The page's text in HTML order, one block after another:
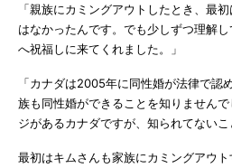
「親族にカミングアウトしたとき、最
はなかったんです。でも少しずつ理解
へ祝福しに来てくれました。」
「カナダは2005年に同性婚が法律で認
族も同性婚ができることを知りません
ジがあるカナダですが、知られてないこ
最初はキムさんも家族にカミングアウ